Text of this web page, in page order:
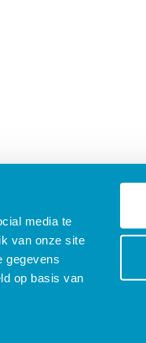
media te
van onze site
gegevens
op basis van